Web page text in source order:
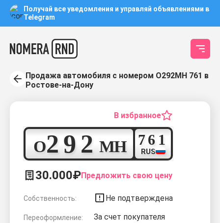
Получай все уведомления и управляй объявлениями в
Telegram
Продажа автомобиля с номером О292МН 761 в
Ростове-на-Дону
В избранное
О2
9
2
МН7
61
RUS
30.000₽Предложить свою цену
Собственность: Не подтверждена
Переоформление: За счет покупателя